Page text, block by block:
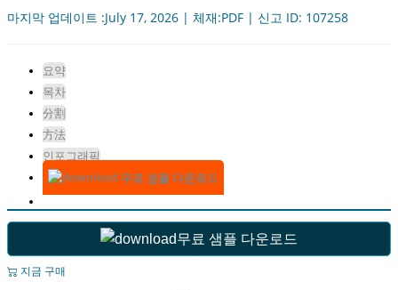
마지막 업데이트 :July 17, 2026 | 체재:PDF | 신고 ID: 107258
요약
목차
分割
方法
인포그래픽
무료 샘플 다운로드
무료 샘플 다운로드
지금 구매